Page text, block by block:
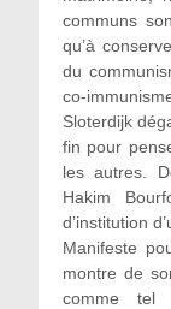
communs
qu’à
du
co-
Sloterdijk
fin pour
les autres.
Hakim
d’institution
Manifeste
montre de
comme tel